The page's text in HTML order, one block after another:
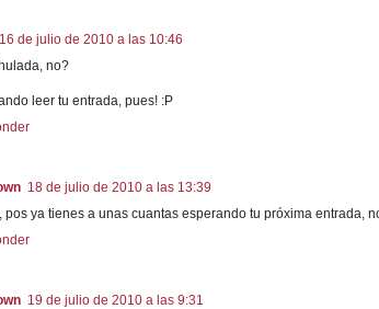
16 de julio de 2010 a las 10:46
no?
leer tu entrada, pues! :P
18 de julio de 2010 a las 13:39
pos ya tienes a unas cuantas esperando tu próxima entrada,
19 de julio de 2010 a las 9:31